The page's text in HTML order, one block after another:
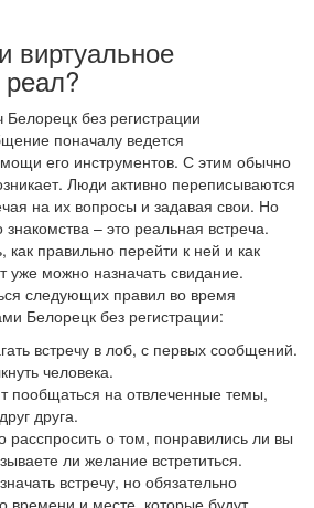
виртуальное
Белорецк без регистрации
поначалу ведется
его инструментов. С этим обычно
Люди активно переписываются
на их вопросы и задавая свои. Но
– это реальная встреча.
правильно перейти к ней и как
уже можно назначать свидание.
следующих правил во время
Белорецк без регистрации:
встречу в лоб, с первых сообщений.
человека.
пообщаться на отвлеченные темы,
друга.
расспросить о том, понравились ли вы
ли желание встретиться.
встречу, но обязательно
времени и месте, которые будут